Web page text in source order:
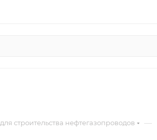
строительства нефтегазопроводов —